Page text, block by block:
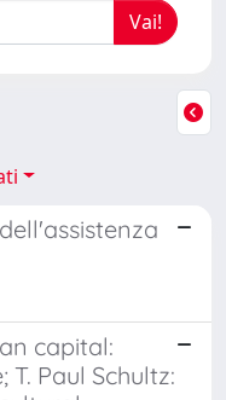
capital:
Paul Schultz: